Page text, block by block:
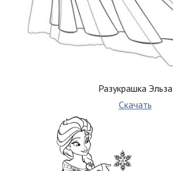
Разукрашка Эльза
Скачать